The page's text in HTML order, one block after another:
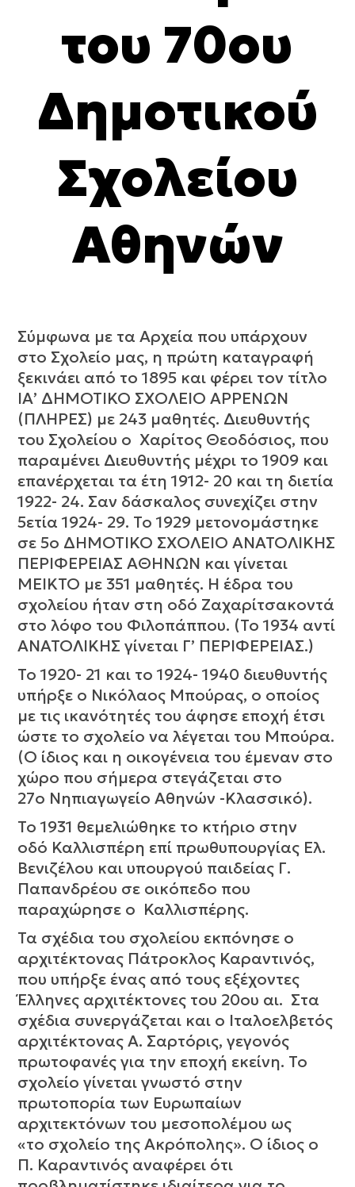
του 70ου
Δημοτικού
Σχολείου
Αθηνών
Σύμφωνα με τα Αρχεία που υπάρχουν
στο Σχολείο μας, η πρώτη καταγραφή
ξεκινάει από το 1895 και φέρει τον τίτλο
ΙΑ’ ΔΗΜΟΤΙΚΟ ΣΧΟΛΕΙΟ ΑΡΡΕΝΩΝ
(ΠΛΗΡΕΣ) με 243 μαθητές. Διευθυντής
του Σχολείου ο Χαρίτος Θεοδόσιος, που
παραμένει Διευθυντής μέχρι το 1909 και
επανέρχεται τα έτη 1912- 20 και τη διετία
1922- 24. Σαν δάσκαλος συνεχίζει στην
5ετία 1924- 29. Το 1929 μετονομάστηκε
σε 5ο ΔΗΜΟΤΙΚΟ ΣΧΟΛΕΙΟ ΑΝΑΤΟΛΙΚΗΣ
ΠΕΡΙΦΕΡΕΙΑΣ ΑΘΗΝΩΝ και γίνεται
ΜΕΙΚΤΟ με 351 μαθητές. Η έδρα του
σχολείου ήταν στη οδό Ζαχαρίτσακοντά
στο λόφο του Φιλοπάππου. (Το 1934 αντί
ΑΝΑΤΟΛΙΚΗΣ γίνεται Γ’ ΠΕΡΙΦΕΡΕΙΑΣ.)
Το 1920- 21 και το 1924- 1940 διευθυντής
υπήρξε ο Νικόλαος Μπούρας, ο οποίος
με τις ικανότητές του άφησε εποχή έτσι
ώστε το σχολείο να λέγεται του Μπούρα.
(Ο ίδιος και η οικογένεια του έμεναν στο
χώρο που σήμερα στεγάζεται στο
27ο Νηπιαγωγείο Αθηνών -Κλασσικό).
Το 1931 θεμελιώθηκε το κτήριο στην
οδό Καλλισπέρη επί πρωθυπουργίας Ελ.
Βενιζέλου και υπουργού παιδείας Γ.
Παπανδρέου σε οικόπεδο που
παραχώρησε ο Καλλισπέρης.
Τα σχέδια του σχολείου εκπόνησε ο
αρχιτέκτονας Πάτροκλος Καραντινός,
που υπήρξε ένας από τους εξέχοντες
Έλληνες αρχιτέκτονες του 20ου αι. Στα
σχέδια συνεργάζεται και ο Ιταλοελβετός
αρχιτέκτονας Α. Σαρτόρις, γεγονός
πρωτοφανές για την εποχή εκείνη. Το
σχολείο γίνεται γνωστό στην
πρωτοπορία των Ευρωπαίων
αρχιτεκτόνων του μεσοπολέμου ως
«το σχολείο της Ακρόπολης». Ο ίδιος ο
Π. Καραντινός αναφέρει ότι